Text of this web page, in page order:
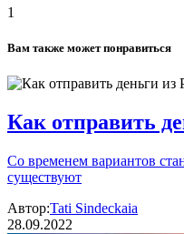
1
Вам также может понравиться
Как отправить
Со временем вариантов
существуют
Автор:Tati Sindeckaia
28.09.2022